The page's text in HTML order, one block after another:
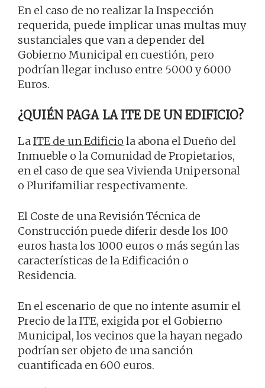
En el caso de no realizar la Inspección
requerida, puede implicar unas multas muy
sustanciales que van a depender del
Gobierno Municipal en cuestión, pero
podrían llegar incluso entre 5000 y 6000
Euros.
¿QUIÉN PAGA LA ITE DE UN EDIFICIO?
LaITE de un Edificio la abona el Dueño del
Inmueble o la Comunidad de Propietarios,
en el caso de que sea Vivienda Unipersonal
o Plurifamiliar respectivamente.
El Coste de una Revisión Técnica de
Construcción puede diferir desde los 100
euros hasta los 1000 euros o más según las
características de la Edificación o
Residencia.
En el escenario de que no intente asumir el
Precio de la ITE, exigida por el Gobierno
Municipal, los vecinos que la hayan negado
podrían ser objeto de una sanción
cuantificada en 600 euros.